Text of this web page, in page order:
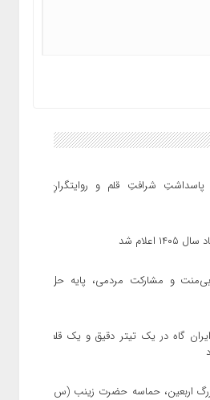
پاسداشتِ شرافتِ قلم و روایتگرانِ
شد
و مشارکت مردمی، پایه حل
ایران گاه در یک تیتر دقیق و یک قلم
اربعین، حماسه حضرت زینب (س)